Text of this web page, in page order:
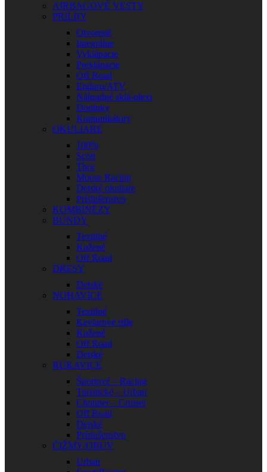
AIRBAGOVÉ VESTY
PRILBY
Otvorené
Integrálne
Vyklápacie
Preklápacie
Off Road
Enduro/ATV
Náhradné sklá-plexi
Doplnky
Komunikátory
OKULIARE
100%
Scott
Thor
Moose Racing
Detské okuliare
Príslušenstvo
KOMBINÉZY
BUNDY
Textilné
Kožené
Off Road
DRESY
Detské
NOHAVICE
Textilné
Kevlarové rifle
Kožené
Off Road
Detské
RUKAVICE
Športové – Racing
Turistické – Urban
Chopper – Cruiser
Off Road
Detské
Príslušenstvo
ČIŽMY/OBUV
Urban